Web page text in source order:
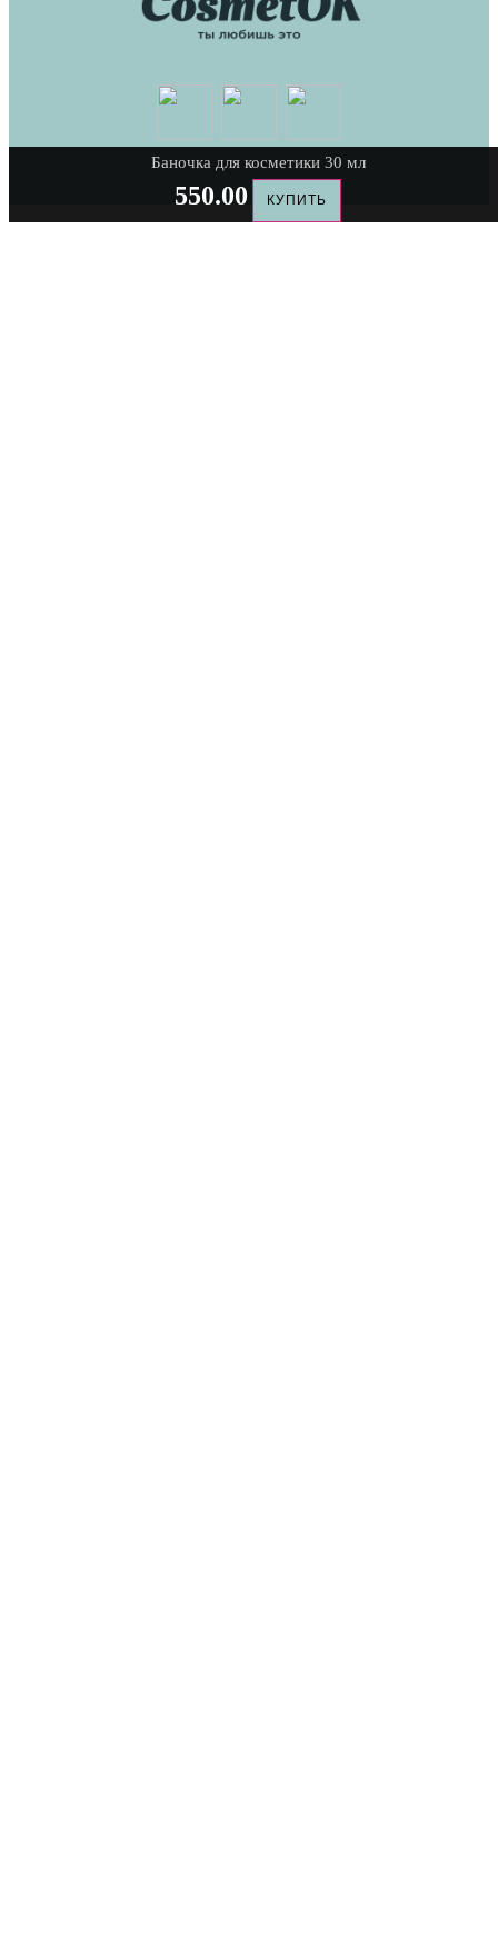
Баночка для косметики 30 мл
550.00 КУПИТЬ